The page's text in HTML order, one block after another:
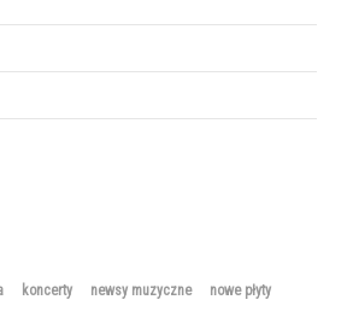
koncerty newsy muzyczne
nowe płyty